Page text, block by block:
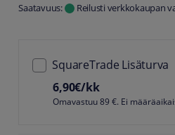
Saatavuus: Reilusti verkkokaupan
SquareTrade Lisäturva
6,90€/kk
Omavastuu 89 €. Ei